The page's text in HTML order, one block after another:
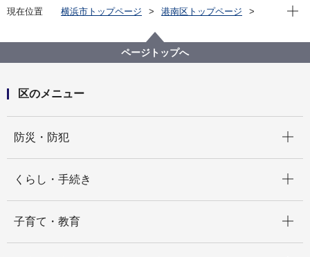
現在位置 横浜市トップページ
港南区トップページ
現在
ページトップへ
区のメニュー
防災・防犯
くらし・手続き
子育て・教育